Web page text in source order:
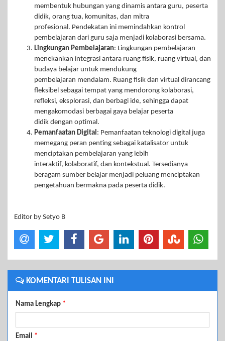
membentuk hubungan yang dinamis antara guru, peserta
didik, orang tua, komunitas, dan mitra
profesional. Pendekatan ini memindahkan kontrol
pembelajaran dari guru saja menjadi kolaborasi bersama.
Lingkungan Pembelajaran: Lingkungan pembelajaran
menekankan integrasi antara ruang fisik, ruang virtual, dan
budaya belajar untuk mendukung
pembelajaran mendalam. Ruang fisik dan virtual dirancang
fleksibel sebagai tempat yang mendorong kolaborasi,
refleksi, eksplorasi, dan berbagi ide, sehingga dapat
mengakomodasi berbagai gaya belajar peserta
didik dengan optimal.
Pemanfaatan Digital : Pemanfaatan teknologi digital juga
memegang peran penting sebagai katalisator untuk
menciptakan pembelajaran yang lebih
interaktif, kolaboratif, dan kontekstual. Tersedianya
beragam sumber belajar menjadi peluang menciptakan
pengetahuan bermakna pada peserta didik.
Editor by Setyo B
KOMENTARI TULISAN INI
Nama Lengkap *
Email *